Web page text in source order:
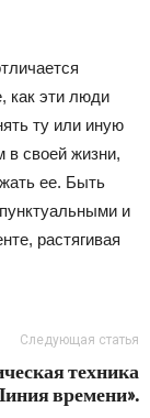
как эти люди
ту или иную
в своей жизни,
ее. Быть
и
растягивая
Следующая статья
техника
времени».